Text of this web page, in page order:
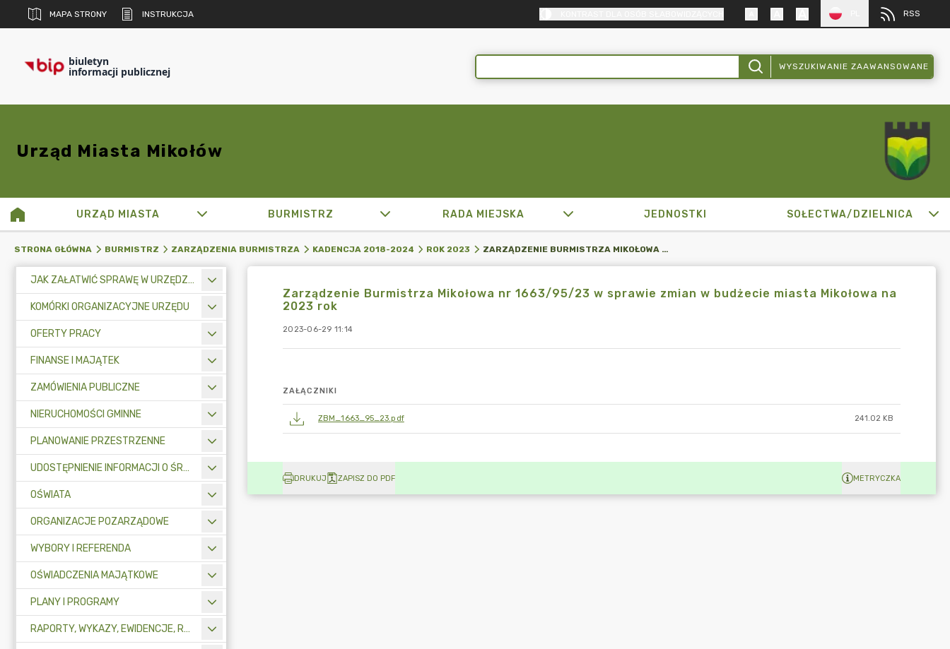
MAPA STRONY INSTRUKCJA RSS
biuletyn
informacji publicznej WYSZUKIWANIE ZAAWANSOWANE
Urząd Miasta Mikołów
URZĄD MIASTA BURMISTRZ RADA MIEJSKA JEDNOSTKI SOŁECTWA/DZIELNICA
STRONA GŁÓWNA BURMISTRZ ZARZĄDZENIA BURMISTRZA KADENCJA 2018-2024 ROK 2023 ZARZĄDZENIE BURMISTRZA MIKOŁOWA NR 1663/95/23 W SPRAWIE ZMIAN W BUDŻECIE MIASTA MIKOŁOWA NA 2023 ROK
JAK ZAŁATWIĆ SPRAWĘ W URZĘDZIE MIASTA
KOMÓRKI ORGANIZACYJNE URZĘDU
OFERTY PRACY
FINANSE I MAJĄTEK
ZAMÓWIENIA PUBLICZNE
NIERUCHOMOŚCI GMINNE
PLANOWANIE PRZESTRZENNE
UDOSTĘPNIENIE INFORMACJI O ŚRODOWISKU
OŚWIATA
ORGANIZACJE POZARZĄDOWE
WYBORY I REFERENDA
OŚWIADCZENIA MAJĄTKOWE
PLANY I PROGRAMY
RAPORTY, WYKAZY, EWIDENCJE, REJESTRY
Zarządzenie Burmistrza Mikołowa nr 1663/95/23 w sprawie zmian w budżecie miasta Mikołowa na
2023 rok
2023-06-29 11:14
ZAŁĄCZNIKI
ZBM_1663_95_23.pdf 241.02 KB
DRUKUJ ZAPISZ DO PDF METRYCZKA